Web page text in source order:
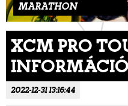
MARATHON
XCM PRO
2022-12-31 13:16:44